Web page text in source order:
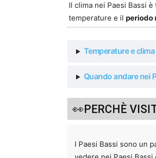
Il clima nei Paesi Bassi
temperature e il periodo
Temperature e clima
Quando andare nei
👀PERCHÈ
I Paesi Bassi sono un